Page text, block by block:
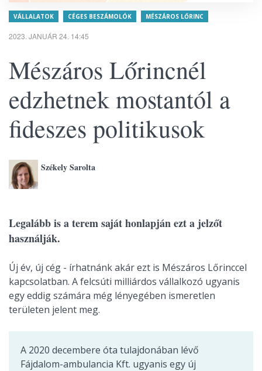
VÁLLALATOK CÉGES BESZÁMOLÓK MÉSZÁROS LŐRINC
2023. JANUÁR 24. 14:45
Mészáros Lőrincnél
edzhetnek mostantól a
fideszes politikusok
Székely Sarolta
Legalább is a terem saját honlapján ezt a jelzőt
használják.
Új év, új cég - írhatnánk akár ezt is Mészáros Lőrinccel
kapcsolatban. A felcsúti milliárdos vállalkozó ugyanis
egy eddig számára még lényegében ismeretlen
területen jelent meg.
A 2020 decembere óta tulajdonában lévő
Fájdalom-ambulancia Kft. ugyanis egy új